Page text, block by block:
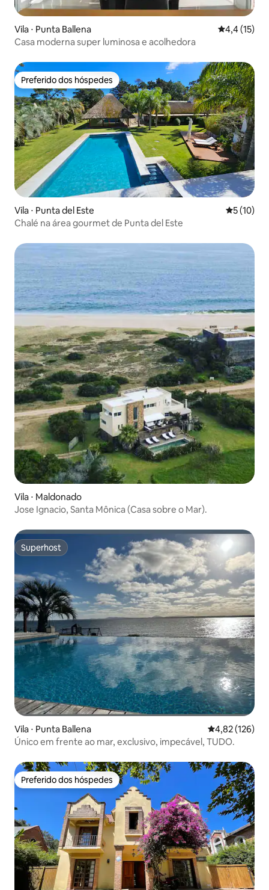
Vila ⋅ Punta Ballena 4,4 de uma
4,4 (15)
Casa moderna super luminosa e acolhedora
Preferido dos hóspedes
Preferido dos hóspedes
Vila ⋅ Punta del Este 5 de uma
5 (10)
Chalé na área gourmet de Punta del Este
Vila ⋅ Maldonado
Jose Ignacio, Santa Mônica (Casa sobre o Mar).
Superhost
Superhost
Vila ⋅ Punta Ballena 4,82 de uma
4,82 (126)
Único em frente ao mar, exclusivo, impecável, TUDO.
Preferido dos hóspedes
Preferido dos hóspedes